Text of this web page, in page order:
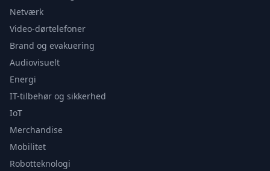
Netværk
Video-dørtelefoner
Brand og evakuering
Audiovisuelt
Energi
IT-tilbehør og sikkerhed
IoT
Merchandise
Mobilitet
Robotteknologi